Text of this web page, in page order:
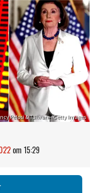
Pelosi & Taiwan – Getty Images
om 15:29